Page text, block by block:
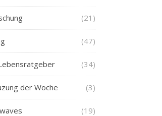
(21)
(47)
(34)
der Woche (3)
(19)